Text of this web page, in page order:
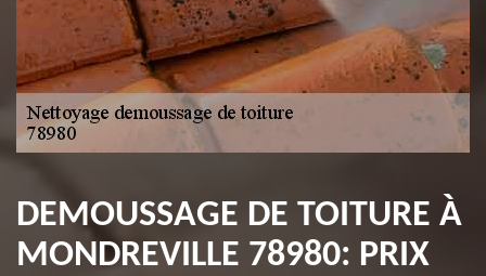
DEMOUSSAGE DE TOITURE À
MONDREVILLE 78980: PRIX